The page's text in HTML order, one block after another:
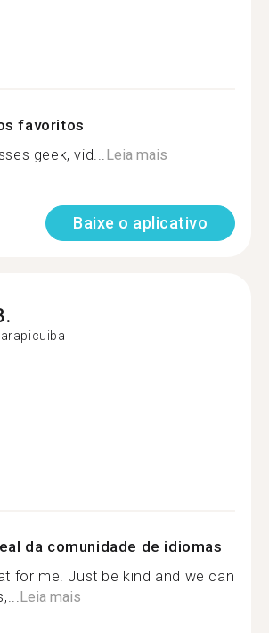
favoritos
geek, vid...Leia mais
Baixe o aplicativo
da comunidade de idiomas
for me. Just be kind and we can
Leia mais